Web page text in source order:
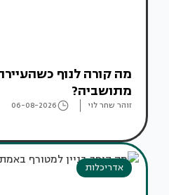
מה קורה לנוף
מתושביה?
זוהר שחר לוי 06-08-2026
אדריכלות